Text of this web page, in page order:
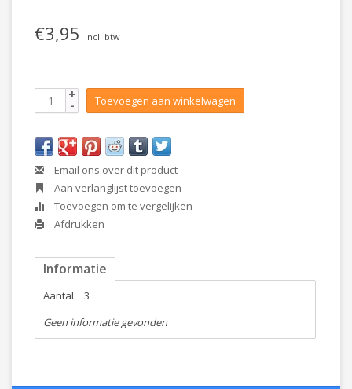
€3,95 Incl. btw
+
- Toevoegen aan winkelwagen
Email ons over dit product
Aan verlanglijst toevoegen
Toevoegen om te vergelijken
Afdrukken
Informatie
Aantal:
3
Geen informatie gevonden